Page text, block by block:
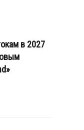
в 2027